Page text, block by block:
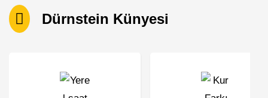
Dürnstein Künyesi